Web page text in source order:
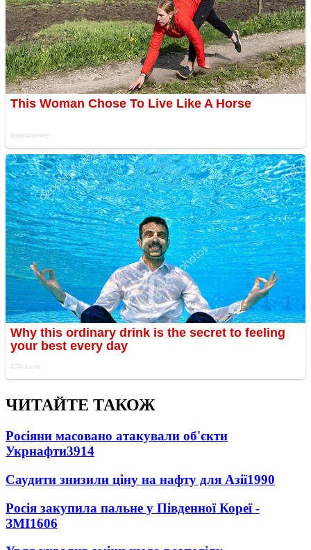
ЧИТАЙТЕ ТАКОЖ
Росіяни масовано атакували об'єкти
Укрнафти3914
Саудити знизили ціну на нафту для Азії1990
Росія закупила пальне у Південної Кореї -
ЗМІ1606